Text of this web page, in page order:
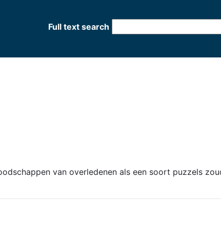
Full text search
van overledenen als een soort puzzels